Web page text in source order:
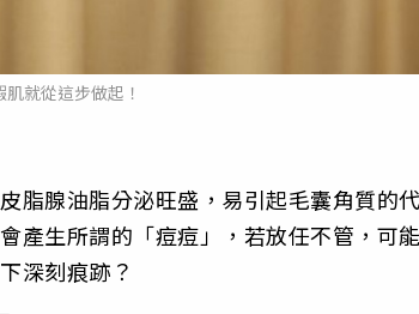
就從這步做起！
脂腺油脂分泌旺盛，易引起毛囊角質的
產生所謂的「痘痘」，若放任不管，可
深刻痕跡？